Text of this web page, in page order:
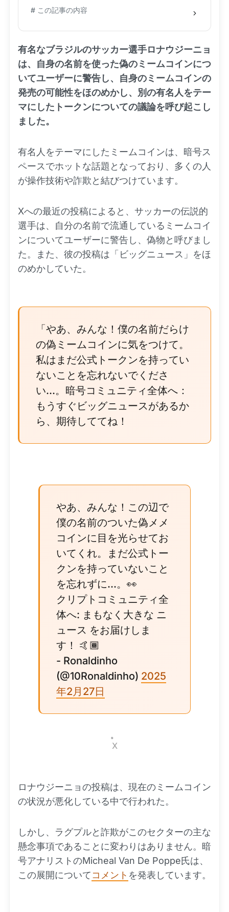
# この記事の内容
有名なブラジルのサッカー選手ロナウジーニョ
は、自身の名前を使った偽のミームコインにつ
いてユーザーに警告し、自身のミームコインの
発売の可能性をほのめかし、別の有名人をテー
マにしたトークンについての議論を呼び起こし
ました。
有名人をテーマにしたミームコインは、暗号ス
ペースでホットな話題となっており、多くの人
が操作技術や詐欺と結びつけています。
Xへの最近の投稿によると、サッカーの伝説的
選手は、自分の名前で流通しているミームコイ
ンについてユーザーに警告し、偽物と呼びまし
た。また、彼の投稿は「ビッグニュース」をほ
のめかしていた。
「やあ、みんな！僕の名前だらけ
の偽ミームコインに気をつけて。
私はまだ公式トークンを持ってい
ないことを忘れないでくださ
い...。暗号コミュニティ全体へ：
もうすぐビッグニュースがあるか
ら、期待しててね！
やあ、みんな！この辺で
僕の名前のついた偽メメ
コインに目を光らせてお
いてくれ。まだ公式トー
クンを持っていないこと
を忘れずに...。👀
クリプトコミュニティ全
体へ: まもなく大きな ニ
ュース をお届けしま
す！ 🤙🏾
- Ronaldinho
(@10Ronaldinho) 2025
年2月27日
。
X
ロナウジーニョの投稿は、現在のミームコイン
の状況が悪化している中で行われた。
しかし、ラグプルと詐欺がこのセクターの主な
懸念事項であることに変わりはありません。暗
号アナリストのMicheal Van De Poppe氏は、
この展開についてコメント を発表しています。